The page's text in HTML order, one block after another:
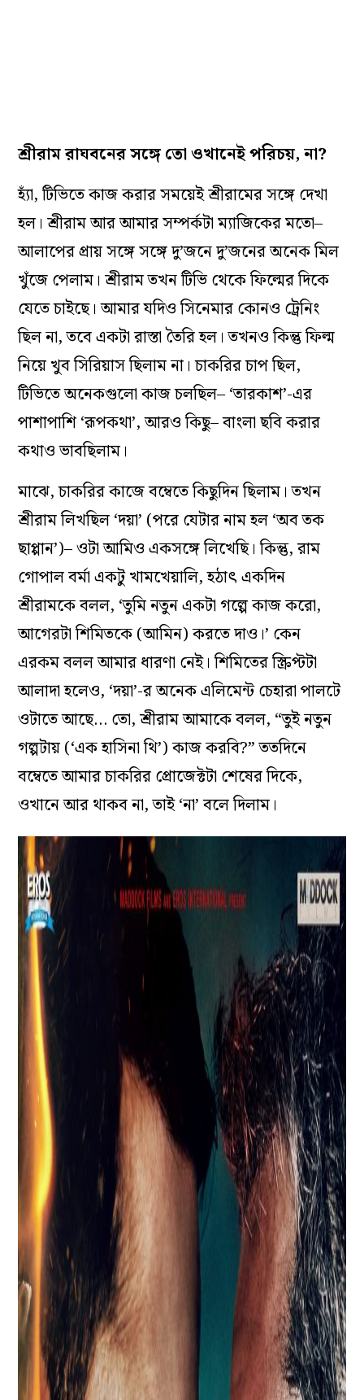
শ্রীরাম রাঘবনের সঙ্গে তো ওখানেই পরিচয়, না?
হ্যাঁ, টিভিতে কাজ করার সময়েই শ্রীরামের সঙ্গে দেখা
হল। শ্রীরাম আর আমার সম্পর্কটা ম্যাজিকের মতো–
আলাপের প্রায় সঙ্গে সঙ্গে দু’জনে দু’জনের অনেক মিল
খুঁজে পেলাম। শ্রীরাম তখন টিভি থেকে ফিল্মের দিকে
যেতে চাইছে। আমার যদিও সিনেমার কোনও ট্রেনিং
ছিল না, তবে একটা রাস্তা তৈরি হল। তখনও কিন্তু ফিল্ম
নিয়ে খুব সিরিয়াস ছিলাম না। চাকরির চাপ ছিল,
টিভিতে অনেকগুলো কাজ চলছিল– ‘তারকাশ’-এর
পাশাপাশি ‘রূপকথা’, আরও কিছু– বাংলা ছবি করার
কথাও ভাবছিলাম।
মাঝে, চাকরির কাজে বম্বেতে কিছুদিন ছিলাম। তখন
শ্রীরাম লিখছিল ‘দয়া’ (পরে যেটার নাম হল ‘অব তক
ছাপ্পান’)– ওটা আমিও একসঙ্গে লিখেছি। কিন্তু, রাম
গোপাল বর্মা একটু খামখেয়ালি, হঠাৎ একদিন
শ্রীরামকে বলল, ‘তুমি নতুন একটা গল্পে কাজ করো,
আগেরটা শিমিতকে (আমিন) করতে দাও।’ কেন
এরকম বলল আমার ধারণা নেই। শিমিতের স্ক্রিপ্টটা
আলাদা হলেও, ‘দয়া’-র অনেক এলিমেন্ট চেহারা পালটে
ওটাতে আছে… তো, শ্রীরাম আমাকে বলল, “তুই নতুন
গল্পটায় (‘এক হাসিনা থি’) কাজ করবি?” ততদিনে
বম্বেতে আমার চাকরির প্রোজেক্টটা শেষের দিকে,
ওখানে আর থাকব না, তাই ‘না’ বলে দিলাম।